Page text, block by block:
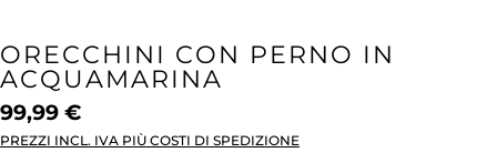
ORECCHINI CON PERNO IN
ACQUAMARINA
99,99 €
PREZZI INCL. IVA PIÙ COSTI DI SPEDIZIONE